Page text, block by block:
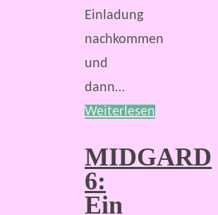
Einladung
nachkommen
und
dann…
Weiterlesen
MIDGARD
6:
Ein